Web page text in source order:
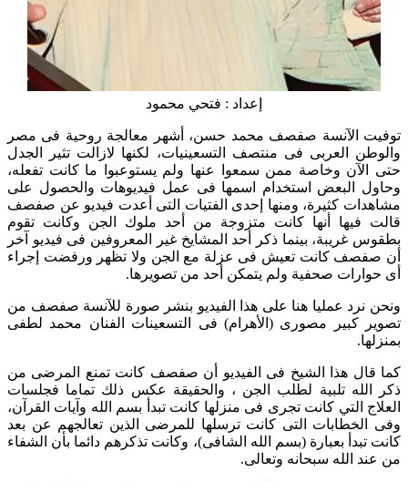
إعداد : فتحي محمود
توفيت الآنسة صفصف محمد حسن، أشهر معالجة روحية فى مصر
والوطن العربى فى منتصف التسعينيات، لكنها لازالت تثير الجدل
حتى الآن وخاصة ممن سمعوا عنها ولم يستوعبوا ما كانت تفعله،
وحاول البعض استخدام اسمها فى عمل فيديوهات والحصول على
مشاهدات كثيرة، ومنها إحدى الفتيات التى أعدت فيديو عن صفصف
قالت فيها أنها كانت متزوجة من أحد ملوك الجن وكانت تقوم
بطقوس غريبة، بينما ذكر أحد المشايخ غير المعروفين فى فيديو آخر
أن صفصف كانت تعيش فى عزلة مع الجن ولا تظهر ورفضت إجراء
أى حوارات صحفية ولم يتمكن أحد من تصويرها.
ونحن نرد عمليا هنا على هذا الفيديو بنشر صورة للآنسة صفصف من
تصوير كبير مصورى (الأهرام) فى التسعينات الفنان محمد لطفى
بمنزلها.
كما قال هذا الشيخ فى الفيديو أن صفصف كانت تمنع المرضى من
ذكر الله تلبية لطلب الجن ، والحقيقة عكس ذلك تماما فجلسات
العلاج التي كانت تجرى فى منزلها كانت تبدأ بسم الله وآيات القرآن،
وفى الخطابات التى كانت ترسلها للمرضى الذين تعالجهم عن بعد
كانت تبدأ بعبارة (بسم الله الشافى)، وكانت تذكرهم دائما بأن الشفاء
من عند الله سبحانه وتعالى.